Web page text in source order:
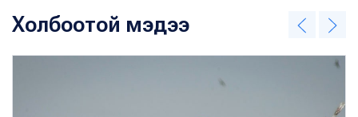
Холбоотой мэдээ